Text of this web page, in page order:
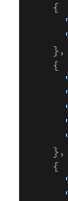
    {
    },
    {
    },
    {